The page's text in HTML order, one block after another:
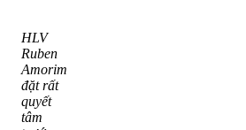
HLV
Ruben
Amorim
đặt rất
quyết
tâm